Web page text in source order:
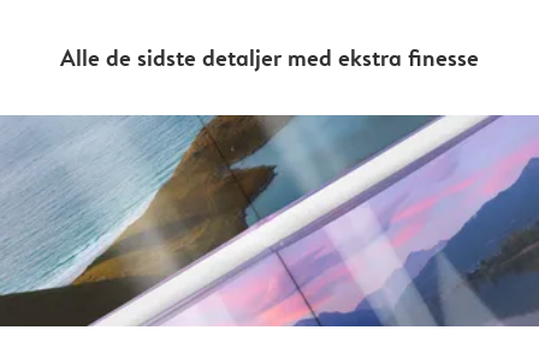
Alle de sidste detaljer med ekstra finesse